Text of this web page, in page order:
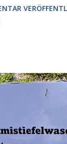
sie ohnehin kurz
recht logisch,
muss, damit
jetzt
zu
erst einmal
und